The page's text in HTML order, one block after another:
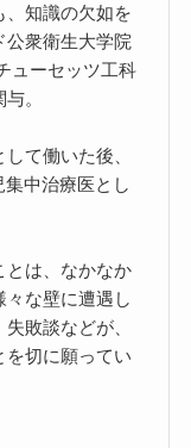
、知識の欠如を
公衆衛生大学院
ューセッツ工科
。
て働いた後、
集中治療医とし
とは、なかなか
な壁に遭遇し
敗談などが、
を切に願ってい